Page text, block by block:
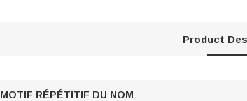
Product
MOTIF RÉPÉTITIF DU NOM